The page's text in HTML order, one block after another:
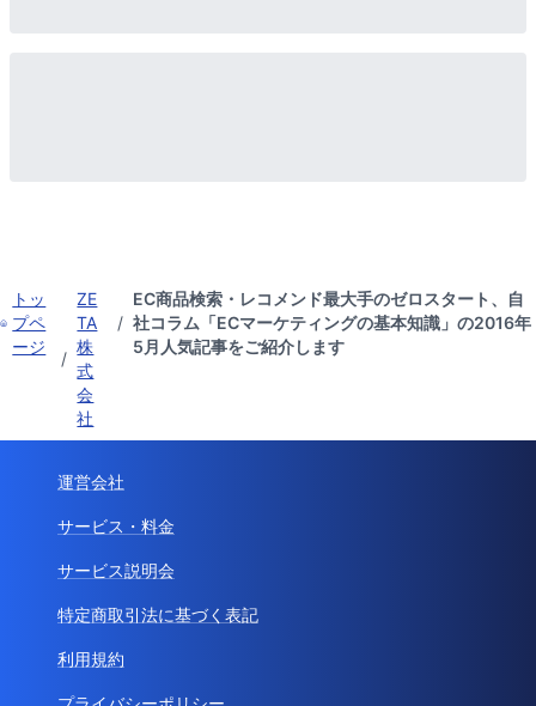
トッ
プペ
ージ
/
ZE
TA
株
式
会
社
/
EC商品検索・レコメンド最大手のゼロスタート、自
社コラム「ECマーケティングの基本知識」の2016年
5月人気記事をご紹介します
運営会社
サービス・料金
サービス説明会
特定商取引法に基づく表記
利用規約